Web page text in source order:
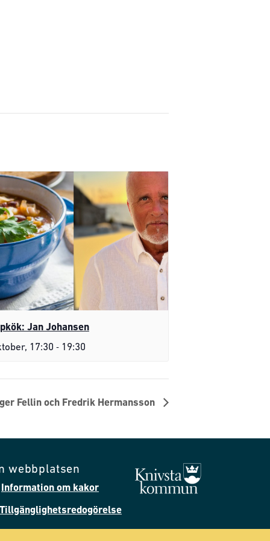
Jan Johansen
17:30 - 19:30
Fellin och Fredrik Hermansson
webbplatsen
Information om kakor
Tillgänglighetsredogörelse